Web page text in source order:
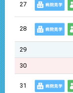
27
28
29
30
31